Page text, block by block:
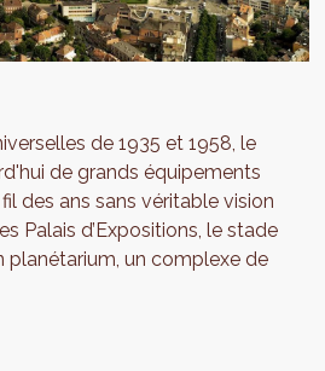
de 1935 et 1958, le
de grands équipements
des ans sans véritable vision
Palais d’Expositions, le stade
planétarium, un complexe de